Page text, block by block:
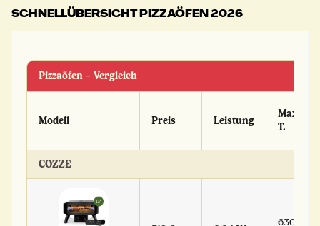
SCHNELLÜBERSICHT PIZZAÖFEN 2026
Pizzaöfen – Vergleich
Modell Preis Leistung
Max.
T.
COZZE
630